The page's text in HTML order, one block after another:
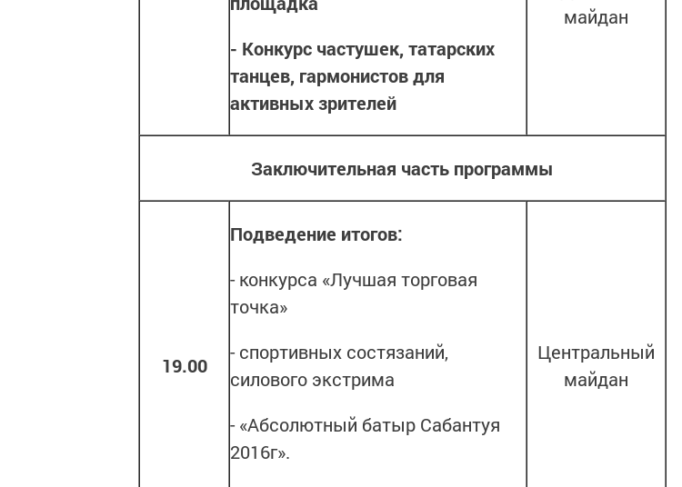
- Конкурс частушек, татарских
танцев, гармонистов для
активных зрителей
майдан
Заключительная часть программы
19.00
Подведение итогов:
- конкурса «Лучшая торговая
точка»
- спортивных состязаний,
силового экстрима
- «Абсолютный батыр Сабантуя
2016г».
Центральный
майдан